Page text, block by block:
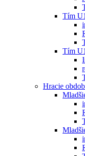
Tím
Tím
Hracie